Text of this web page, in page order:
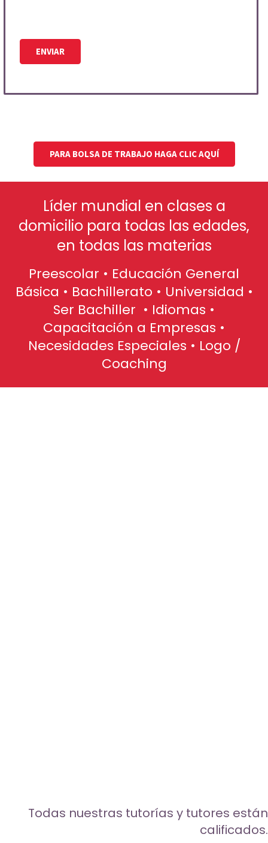
PARA BOLSA DE TRABAJO HAGA CLIC AQUÍ
Líder mundial en clases a
domicilio para todas las edades,
en todas las materias
Preescolar • Educación General
Básica • Bachillerato • Universidad •
Ser Bachiller • Idiomas •
Capacitación a Empresas •
Necesidades Especiales • Logo /
Coaching
Todas nuestras tutorías y tutores están
calificados.